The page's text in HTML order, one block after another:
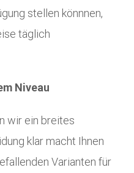
stellen könnnen,
täglich
Niveau
wir ein breites
klar macht Ihnen
Varianten für